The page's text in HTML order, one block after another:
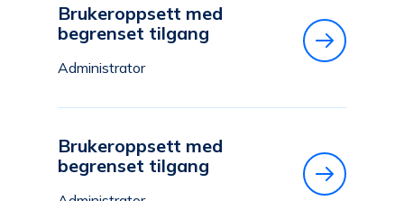
Brukeroppsett med
begrenset tilgang
Administrator
Brukeroppsett med
begrenset tilgang